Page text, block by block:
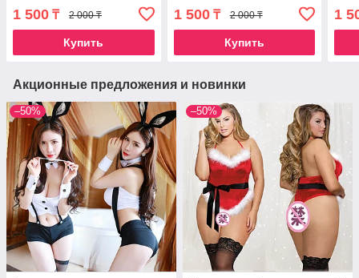
1 500 ₸ 2 000 ₸
Купить
1 500₸ 2 000 ₸
Купить
1
Акционные предложения и новинки
–50% –50%